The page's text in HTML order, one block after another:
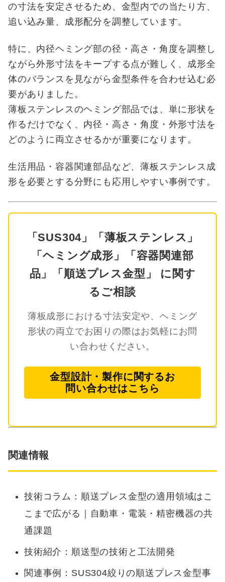
の寸法を安定させるため、金型内での当たり方、
追い込み量、成形配分を調整しています。
特に、内径ヘミング部の径・高さ・角度を調整し
ながら外形寸法をキープする点が難しく、成形全
体のバランスを見ながら金型条件を合わせ込む必
要がありました。
薄板ステンレスのヘミング部品では、単に形状を
作るだけでなく、内径・高さ・角度・外形寸法を
どのように両立させるかが重要になります。
生活用品・容器関連部品など、薄板ステンレス成
形を必要とする分野にも応用しやすい事例です。
「SUS304」「薄板ステンレス」
「ヘミング成形」「容器関連部
品」「順送プレス金型」 に関す
るご相談
薄板成形における寸法安定や、ヘミング
形状の両立でお困りの際はお気軽にお問
い合わせください。
金型設計・製作に関するお
問い合わせはこちら
関連情報
技術コラム： 順送プレス金型の適用領域はこ
こまで広がる｜自動車・電装・精密機器の共
通課題
技術紹介： 順送型の技術と工法開発
関連事例： SUS304絞りの順送プレス金型事